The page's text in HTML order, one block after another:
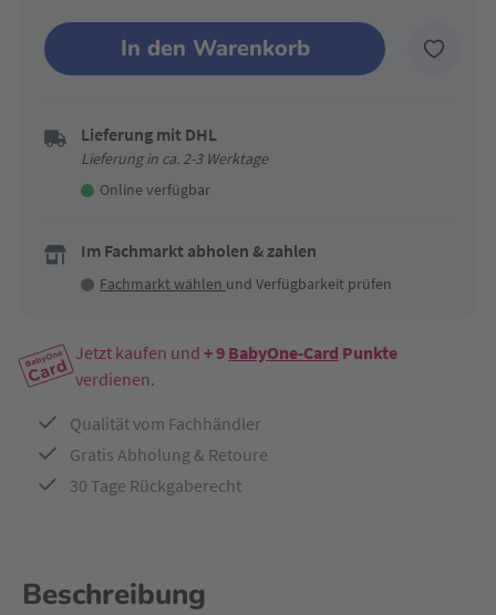
In den Warenkorb
Lieferung mit DHL
Lieferung in ca. 2-3 Werktage
Online verfügbar
Im Fachmarkt abholen & zahlen
Fachmarkt wählen und Verfügbarkeit prüfen
Jetzt kaufen und + 9 BabyOne-Card Punkte
verdienen.
Qualität vom Fachhändler
Gratis Abholung & Retoure
30 Tage Rückgaberecht
Beschreibung